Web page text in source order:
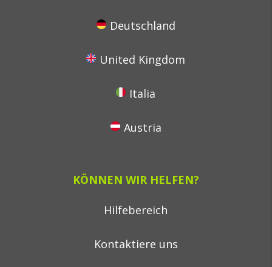
Deutschland
United Kingdom
Italia
Austria
KÖNNEN WIR HELFEN?
Hilfebereich
Kontaktiere uns